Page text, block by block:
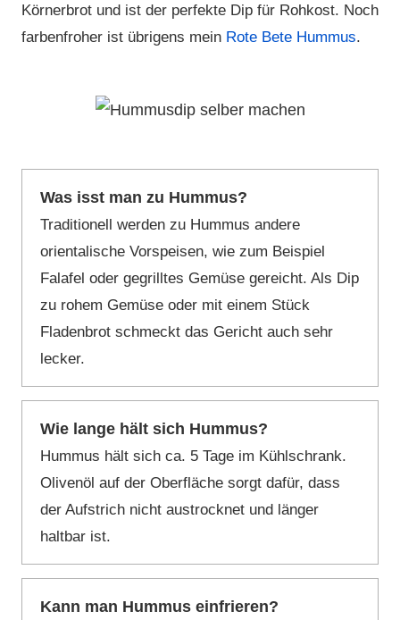
Körnerbrot und ist der perfekte Dip für Rohkost. Noch
farbenfroher ist übrigens mein Rote Bete Hummus.
Was isst man zu Hummus?
Traditionell werden zu Hummus andere
orientalische Vorspeisen, wie zum Beispiel
Falafel oder gegrilltes Gemüse gereicht. Als Dip
zu rohem Gemüse oder mit einem Stück
Fladenbrot schmeckt das Gericht auch sehr
lecker.
Wie lange hält sich Hummus?
Hummus hält sich ca. 5 Tage im Kühlschrank.
Olivenöl auf der Oberfläche sorgt dafür, dass
der Aufstrich nicht austrocknet und länger
haltbar ist.
Kann man Hummus einfrieren?